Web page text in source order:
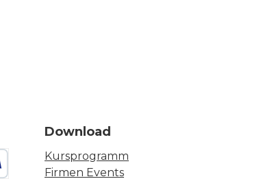
Download
Kursprogramm
Firmen Events